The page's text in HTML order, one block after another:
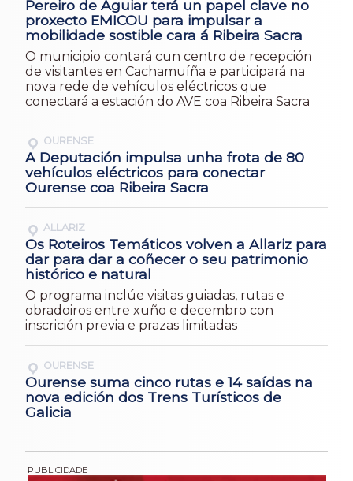
Pereiro de Aguiar terá un papel clave no
proxecto EMICOU para impulsar a
mobilidade sostible cara á Ribeira Sacra
O municipio contará cun centro de recepción
de visitantes en Cachamuíña e participará na
nova rede de vehículos eléctricos que
conectará a estación do AVE coa Ribeira Sacra
OURENSE
A Deputación impulsa unha frota de 80
vehículos eléctricos para conectar
Ourense coa Ribeira Sacra
ALLARIZ
Os Roteiros Temáticos volven a Allariz para
dar para dar a coñecer o seu patrimonio
histórico e natural
O programa inclúe visitas guiadas, rutas e
obradoiros entre xuño e decembro con
inscrición previa e prazas limitadas
OURENSE
Ourense suma cinco rutas e 14 saídas na
nova edición dos Trens Turísticos de
Galicia